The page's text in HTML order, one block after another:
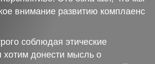
внимание развитию комплаенс
соблюдая этические
донести мысль о